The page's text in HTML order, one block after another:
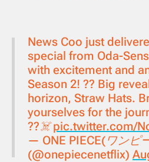
News Coo just
special from Oda-
with excitement and
Season 2! ?️? Big
horizon, Straw Hats.
yourselves for the
??‍☠️pic.twitter.com/
— ONE PIECE(ワンピ
(@onepiecenetflix)